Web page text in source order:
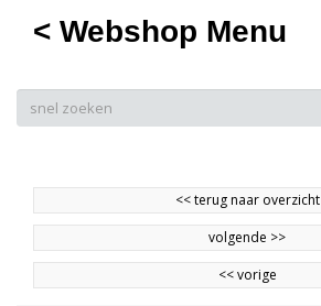
< Webshop Menu
<<terug naar overzicht
volgende >>
<<vorige